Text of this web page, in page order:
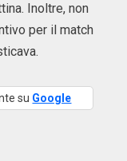
Inoltre, non
per il match
su Google